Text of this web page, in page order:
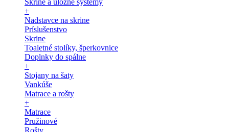
Skrine a úložné systémy
+
Nadstavce na skrine
Príslušenstvo
Skrine
Toaletné stolíky, šperkovnice
Doplnky do spálne
+
Stojany na šaty
Vankúše
Matrace a rošty
+
Matrace
Pružinové
Rošty